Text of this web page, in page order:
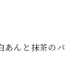
あんと抹茶のバ